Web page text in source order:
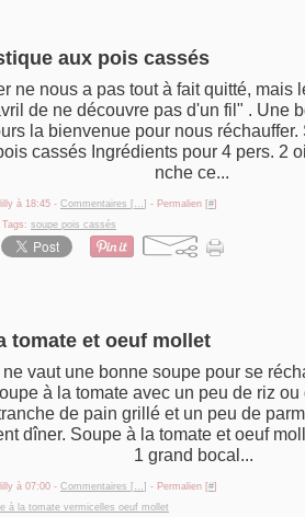
aux pois cassés
ne nous a pas tout à fait quitté, mais
de ne découvre pas d'un fil" . Une
la bienvenue pour nous réchauffer.
cassés Ingrédients pour 4 pers. 2
nche ce...
à 18:45 - Commentaires [ …] - Permalien [#]
Tags: soupe pois cassés
tomate et oeuf mollet
vaut une bonne soupe pour se
à la tomate avec un peu de riz
de pain grillé et un peu de
dîner. Soupe à la tomate et oeuf
1 grand bocal...
à 07:00 - Commentaires [ …] - Permalien [#]
à la tomate vermicelles oeuf mollet